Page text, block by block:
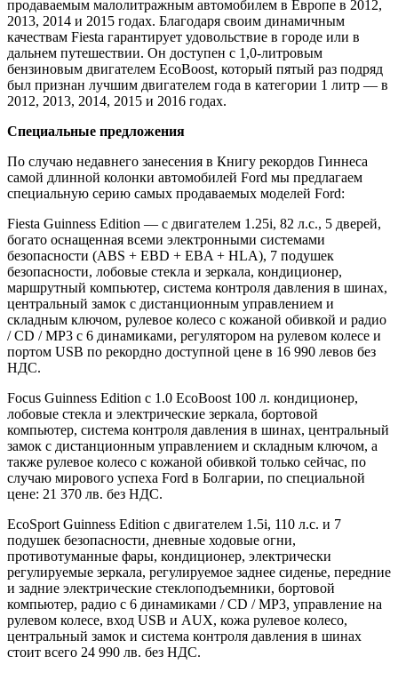
продаваемым малолитражным автомобилем в Европе в 2012,
2013, 2014 и 2015 годах. Благодаря своим динамичным
качествам Fiesta гарантирует удовольствие в городе или в
дальнем путешествии. Он доступен с 1,0-литровым
бензиновым двигателем EcoBoost, который пятый раз подряд
был признан лучшим двигателем года в категории 1 литр — в
2012, 2013, 2014, 2015 и 2016 годах.
Специальные предложения
По случаю недавнего занесения в Книгу рекордов Гиннеса
самой длинной колонки автомобилей Ford мы предлагаем
специальную серию самых продаваемых моделей Ford:
Fiesta Guinness Edition — с двигателем 1.25i, 82 л.с., 5 дверей,
богато оснащенная всеми электронными системами
безопасности (ABS + EBD + EBA + HLA), 7 подушек
безопасности, лобовые стекла и зеркала, кондиционер,
маршрутный компьютер, система контроля давления в шинах,
центральный замок с дистанционным управлением и
складным ключом, рулевое колесо с кожаной обивкой и радио
/ CD / MP3 с 6 динамиками, регулятором на рулевом колесе и
портом USB по рекордно доступной цене в 16 990 левов без
НДС.
Focus Guinness Edition с 1.0 EcoBoost 100 л. кондиционер,
лобовые стекла и электрические зеркала, бортовой
компьютер, система контроля давления в шинах, центральный
замок с дистанционным управлением и складным ключом, а
также рулевое колесо с кожаной обивкой только сейчас, по
случаю мирового успеха Ford в Болгарии, по специальной
цене: 21 370 лв. без НДС.
EcoSport Guinness Edition с двигателем 1.5i, 110 л.с. и 7
подушек безопасности, дневные ходовые огни,
противотуманные фары, кондиционер, электрически
регулируемые зеркала, регулируемое заднее сиденье, передние
и задние электрические стеклоподъемники, бортовой
компьютер, радио с 6 динамиками / CD / MP3, управление на
рулевом колесе, вход USB и AUX, кожа рулевое колесо,
центральный замок и система контроля давления в шинах
стоит всего 24 990 лв. без НДС.